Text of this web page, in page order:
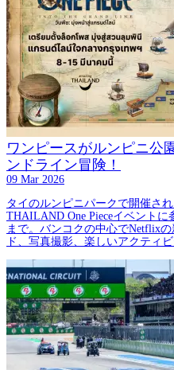
ワンピースがルンピニ公
ンドライン冒険！
09 Mar 2026
タイのルンピニパークで開催さ
THAILAND One Pieceイベントに
まで。バンコクの中心でNetflix
ド、写真撮影、楽しいアクティ